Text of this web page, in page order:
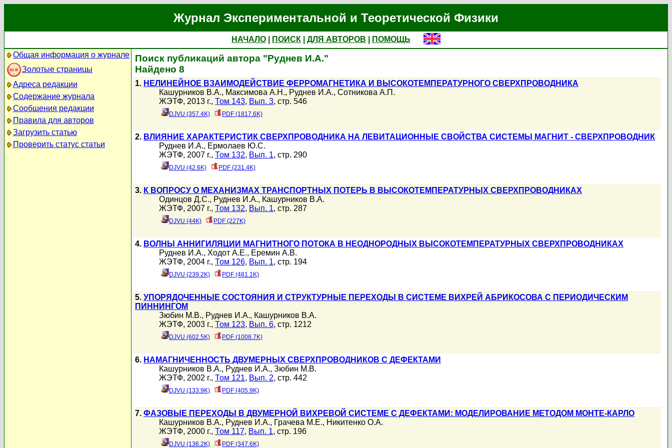
Журнал Экспериментальной и Теоретической Физики
НАЧАЛО ПОИСК ДЛЯ АВТОРОВ
ПОМОЩЬ
Общая информация о журнале
Золотые страницы
Адреса редакции
Содержание журнала
Сообщения редакции
Правила для авторов
Загрузить статью
Проверить статус статьи
Поиск публикаций автора "Руднев И.А."
Найдено 8
1. НЕЛИНЕЙНОЕ ВЗАИМОДЕЙСТВИЕ ФЕРРОМАГНЕТИКА И ВЫСОКОТЕМПЕРАТУРНОГО СВЕРХПРОВОДНИКА
Кашурников В.А., Максимова А.Н., Руднев И.А., Сотникова А.П.
ЖЭТФ, 2013 г., Том 143, Вып. 3, стр. 546
DJVU (357.4K) PDF (1817.6K)
2. ВЛИЯНИЕ ХАРАКТЕРИСТИК СВЕРХПРОВОДНИКА НА ЛЕВИТАЦИОННЫЕ СВОЙСТВА СИСТЕМЫ МАГНИТ - СВЕРХПРОВОДНИК
Руднев И.А., Ермолаев Ю.С.
ЖЭТФ, 2007 г., Том 132, Вып. 1, стр. 290
DJVU (42.6K) PDF (231.4K)
3. К ВОПРОСУ О МЕХАНИЗМАХ ТРАНСПОРТНЫХ ПОТЕРЬ В ВЫСОКОТЕМПЕРАТУРНЫХ СВЕРХПРОВОДНИКАХ
Одинцов Д.С., Руднев И.А., Кашурников В.А.
ЖЭТФ, 2007 г., Том 132, Вып. 1, стр. 287
DJVU (44K) PDF (227K)
4. ВОЛНЫ АННИГИЛЯЦИИ МАГНИТНОГО ПОТОКА В НЕОДНОРОДНЫХ ВЫСОКОТЕМПЕРАТУРНЫХ СВЕРХПРОВОДНИКАХ
Руднев И.А., Ходот А.Е., Еремин А.В.
ЖЭТФ, 2004 г., Том 126, Вып. 1, стр. 194
DJVU (239.2K) PDF (481.1K)
5. УПОРЯДОЧЕННЫЕ СОСТОЯНИЯ И СТРУКТУРНЫЕ ПЕРЕХОДЫ В СИСТЕМЕ ВИХРЕЙ АБРИКОСОВА С ПЕРИОДИЧЕСКИМ
ПИННИНГОМ
Зюбин М.В., Руднев И.А., Кашурников В.А.
ЖЭТФ, 2003 г., Том 123, Вып. 6, стр. 1212
DJVU (602.5K) PDF (1008.7K)
6. НАМАГНИЧЕННОСТЬ ДВУМЕРНЫХ СВЕРХПРОВОДНИКОВ С ДЕФЕКТАМИ
Кашурников В.А., Руднев И.А., Зюбин М.В.
ЖЭТФ, 2002 г., Том 121, Вып. 2, стр. 442
DJVU (133.9K) PDF (405.9K)
7. ФАЗОВЫЕ ПЕРЕХОДЫ В ДВУМЕРНОЙ ВИХРЕВОЙ СИСТЕМЕ С ДЕФЕКТАМИ: МОДЕЛИРОВАНИЕ МЕТОДОМ МОНТЕ-КАРЛО
Кашурников В.А., Руднев И.А., Грачева М.Е., Никитенко О.А.
ЖЭТФ, 2000 г., Том 117, Вып. 1, стр. 196
DJVU (136.2K) PDF (347.6K)